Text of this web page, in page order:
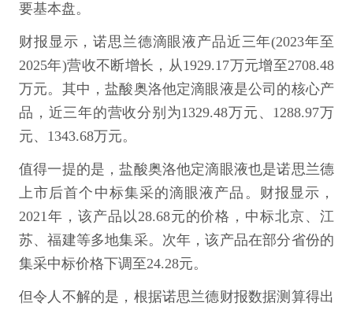
要基本盘。
财报显示，诺思兰德滴眼液产品近三年(2023年至
2025年)营收不断增长，从1929.17万元增至2708.48
万元。其中，盐酸奥洛他定滴眼液是公司的核心产
品，近三年的营收分别为1329.48万元、1288.97万
元、1343.68万元。
值得一提的是，盐酸奥洛他定滴眼液也是诺思兰德
上市后首个中标集采的滴眼液产品。财报显示，
2021年，该产品以28.68元的价格，中标北京、江
苏、福建等多地集采。次年，该产品在部分省份的
集采中标价格下调至24.28元。
但令人不解的是，根据诺思兰德财报数据测算得出